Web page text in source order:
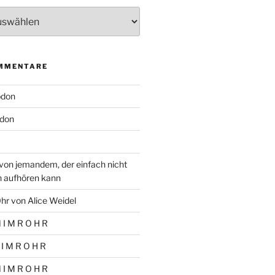
jemandem, der einfach nicht
aufhören kann
von Alice Weidel
I M R O H R
M R O H R
I M R O H R